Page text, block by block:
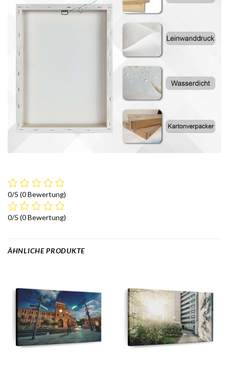
0/5 (0 Bewertung)
0/5 (0 Bewertung)
ÄHNLICHE PRODUKTE